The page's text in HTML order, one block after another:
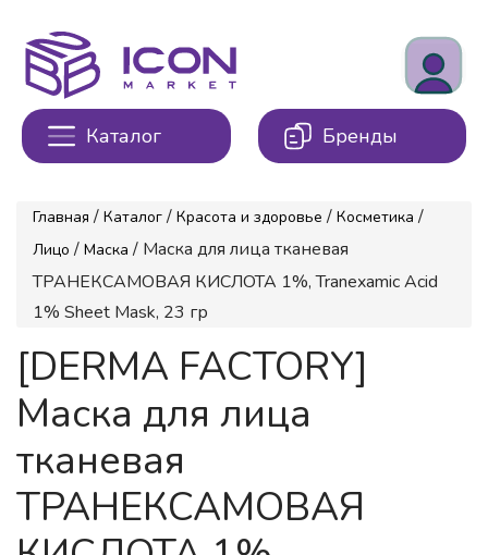
Каталог Бренды
Главная / Каталог / Красота и здоровье / Косметика /
Лицо / Маска / Маска для лица тканевая
ТРАНЕКСАМОВАЯ КИСЛОТА 1%, Tranexamic Acid
1% Sheet Mask, 23 гр
[DERMA FACTORY]
Маска для лица
тканевая
ТРАНЕКСАМОВАЯ